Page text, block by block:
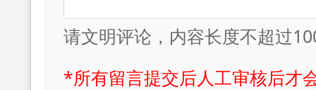
请文明评论，内容长度不超过
*所有留言提交后人工审核后才